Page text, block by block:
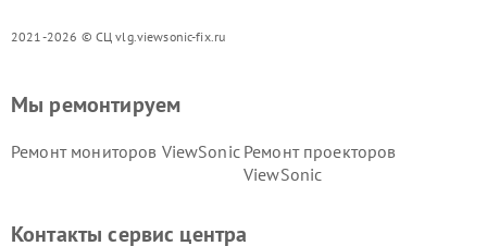
2021-2026 © СЦ vlg.viewsonic-fix.ru
Мы ремонтируем
Ремонт мониторов ViewSonic Ремонт проекторов
ViewSonic
Контакты сервис центра